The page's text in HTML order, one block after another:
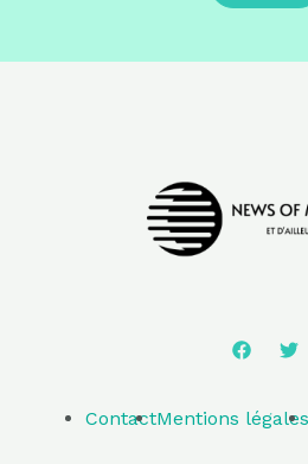
ContactMentions légales